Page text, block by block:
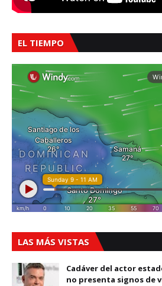
EL TIEMPO
LAS MÁS VISTAS
Cadáver del actor
no presenta signos de